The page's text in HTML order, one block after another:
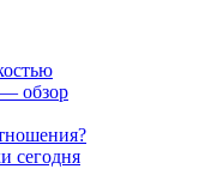
обзор
сегодня